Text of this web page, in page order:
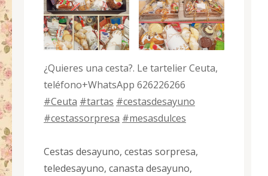
¿Quieres una cesta?. Le tartelier Ceuta,
teléfono+WhatsApp 626226266
#Ceuta #tartas #cestasdesayuno
#cestassorpresa #mesasdulces
Cestas desayuno, cestas sorpresa,
teledesayuno, canasta desayuno,